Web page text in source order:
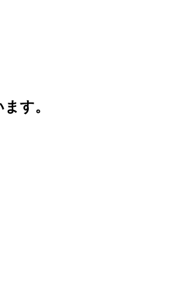
す。